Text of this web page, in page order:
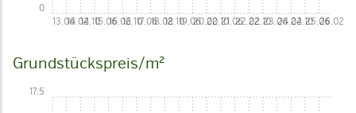
13.0614.0214.1015.0616.0216.1017.0618.0218.1019.0620.0220.1021.0622.0222.1023.0624.0224.1025.0626.02
0
Grundstückspreis/m²
17.5